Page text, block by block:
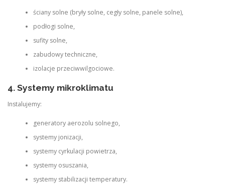
ściany solne (bryły solne, cegły solne, panele solne),
podłogi solne,
sufity solne,
zabudowy techniczne,
izolacje przeciwwilgociowe.
4. Systemy mikroklimatu
Instalujemy:
generatory aerozolu solnego,
systemy jonizacji,
systemy cyrkulacji powietrza,
systemy osuszania,
systemy stabilizacji temperatury.